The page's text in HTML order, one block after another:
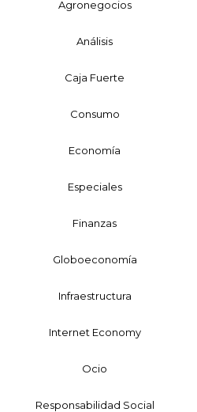
Agronegocios
Análisis
Caja Fuerte
Consumo
Economía
Especiales
Finanzas
Globoeconomía
Infraestructura
Internet Economy
Ocio
Responsabilidad Social